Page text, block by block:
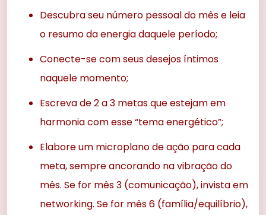
Descubra seu número pessoal do mês e leia
o resumo da energia daquele período;
Conecte-se com seus desejos íntimos
naquele momento;
Escreva de 2 a 3 metas que estejam em
harmonia com esse “tema energético”;
Elabore um microplano de ação para cada
meta, sempre ancorando na vibração do
mês. Se for mês 3 (comunicação), invista em
networking. Se for mês 6 (família/equilíbrio),